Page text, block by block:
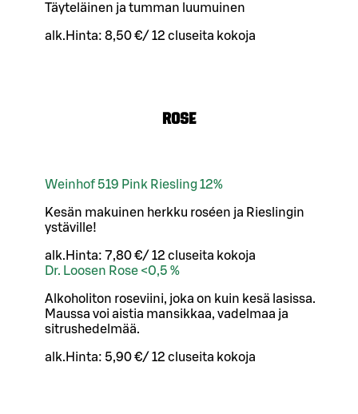
Täyteläinen ja tumman luumuinen
alk. Hinta: 8,50 €/ 12 cl useita kokoja
ROSE
Weinhof 519 Pink Riesling 12%
Kesän makuinen herkku roséen ja Rieslingin
ystäville!
alk. Hinta: 7,80 €/ 12 cl useita kokoja
Dr. Loosen Rose <0,5 %
Alkoholiton roseviini, joka on kuin kesä lasissa.
Maussa voi aistia mansikkaa, vadelmaa ja
sitrushedelmää.
alk. Hinta: 5,90 €/ 12 cl useita kokoja